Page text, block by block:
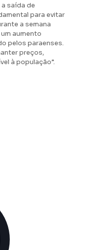
saída de
para evitar
a semana
aumento
pelos paraenses.
preços,
à população”.